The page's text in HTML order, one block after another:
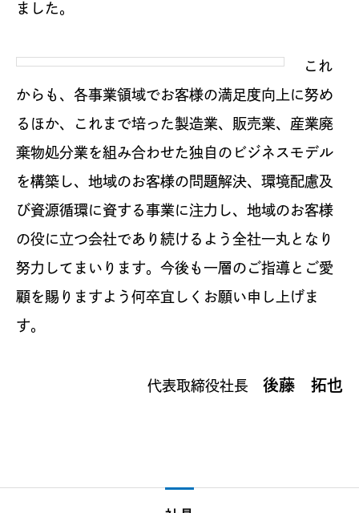
ました。
これ
からも、各事業領域でお客様の満足度向上に努め
るほか、これまで培った製造業、販売業、産業廃
棄物処分業を組み合わせた独自のビジネスモデル
を構築し、地域のお客様の問題解決、環境配慮及
び資源循環に資する事業に注力し、地域のお客様
の役に立つ会社であり続けるよう全社一丸となり
努力してまいります。今後も一層のご指導とご愛
顧を賜りますよう何卒宜しくお願い申し上げま
す。
代表取締役社長 後藤 拓也